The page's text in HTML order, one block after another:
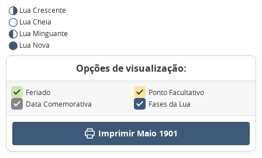
Lua Crescente
Lua Cheia
Lua Minguante
Lua Nova
Opções de visualização:
Feriado
Ponto Facultativo
Data Comemorativa
Fases da Lua
Imprimir Maio 1901